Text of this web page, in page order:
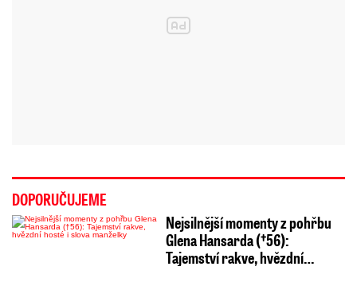
DOPORUČUJEME
Nejsilnější momenty z pohřbu
Glena Hansarda (†56):
Tajemství rakve, hvězdní…